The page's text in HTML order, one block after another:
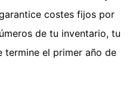
costes fijos por
de tu inventario, tu
termine el primer año de